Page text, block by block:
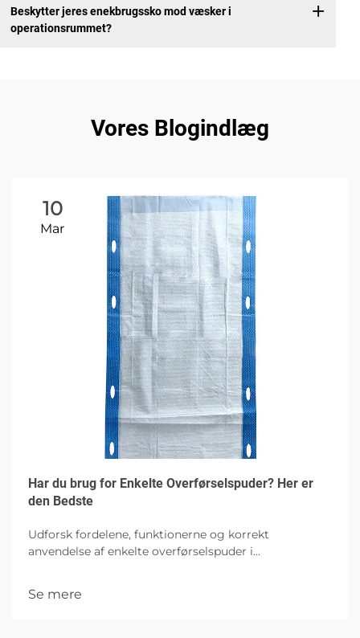
Beskytter jeres enekbrugssko mod væsker i
operationsrummet?
Vores Blogindlæg
10
Mar
Har du brug for Enkelte Overførselspuder? Her er
den Bedste
Udforsk fordelene, funktionerne og korrekt
anvendelse af enkelte overførselspuder i
absorberingskapacitet.
Se mere